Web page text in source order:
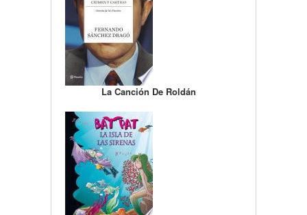
La Canción De Roldán